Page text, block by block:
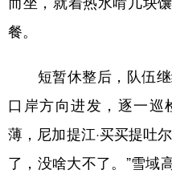
餐。
短暂休整后，队伍继
口岸方向进发，逐一巡
薄，尼加提江·买买提吐
了，没啥大不了。”雪域